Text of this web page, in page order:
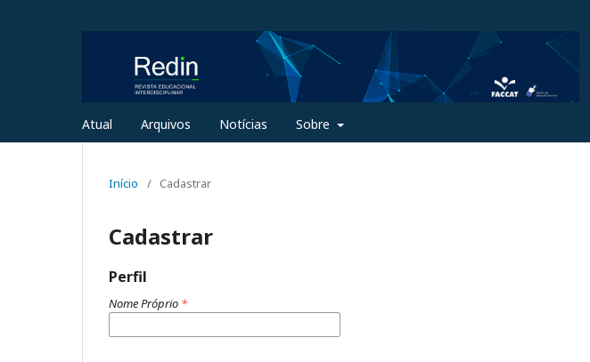
Atual Arquivos Notícias Sobre
Início / Cadastrar
Cadastrar
Perfil
Nome Próprio *